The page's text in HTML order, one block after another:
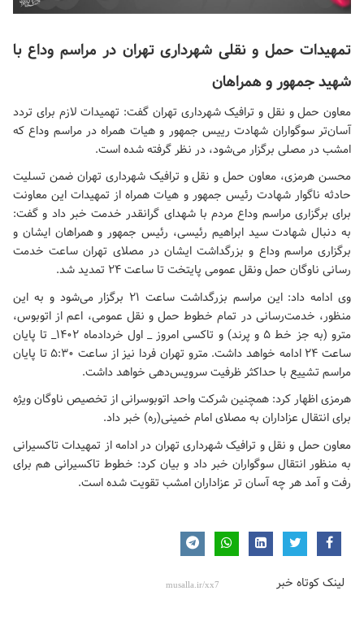
تمهیدات حمل و نقلی شهرداری تهران در مراسم وداع با
شهید جمهور و همراهان
معاون حمل و نقل و ترافیک شهرداری تهران گفت: تهمیدات لازم برای تردد
آسان‌تر سوگواران شهادت رییس جمهور و هیات همراه در مراسم وداع که
امشب در مصلی برگزار می‌شود، در نظر گرفته شده است.
محسن هرمزی، معاون حمل و نقل و ترافیک شهرداری تهران ضمن تسلیت
حادثه ناگوار شهادت رئیس جمهور و هیات همراه از تمهیدات این معاونت
برای برگزاری مراسم وداع مردم با شهدای گرانقدر خدمت خبر داد و گفت:
به دنبال شهادت سید ابراهیم رئیسی، رئیس جمهور و همراهان ایشان و
برگزاری مراسم وداع و بزرگداشت ایشان در مصلای تهران ساعت خدمت
رسانی ناوگان حمل ونقل عمومی پایتخت تا ساعت ۲۴ تمدید شد.
وی ادامه داد: این مراسم بزرگداشت ساعت ۲۱ برگزار می‌شود و به این
منظور، خدمت‌رسانی در تمام خطوط حمل و نقل عمومی، اعم از اتوبوس،
مترو (به جز خط ۵ و پرند) و تاکسی امروز _ اول خردادماه ۱۴۰۲_ تا پایان
ساعت ۲۴ ادامه خواهد داشت. مترو تهران فردا نیز از ساعت ۵:۳۰ تا پایان
مراسم تشییع با حداکثر ظرفیت سرویس‌دهی خواهد داشت.
هرمزی اظهار کرد: همچنین شرکت واحد اتوبوسرانی از تخصیص ناوگان ویژه
برای انتقال عزاداران به مصلای امام خمینی(ره) خبر داد.
معاون حمل و نقل و ترافیک شهرداری تهران در ادامه از تمهیدات تاکسیرانی
به منظور انتقال سوگواران خبر داد و بیان کرد: خطوط تاکسیرانی هم برای
رفت و آمد هر چه آسان تر عزاداران امشب تقویت شده است.
لینک کوتاه خبر